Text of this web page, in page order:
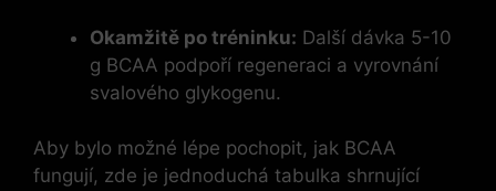
Okamžitě po tréninku: Další dávka 5-10
g BCAA podpoří regeneraci a vyrovnání
svalového glykogenu.
Aby bylo možné lépe pochopit, jak BCAA
fungují, zde je jednoduchá tabulka shrnující